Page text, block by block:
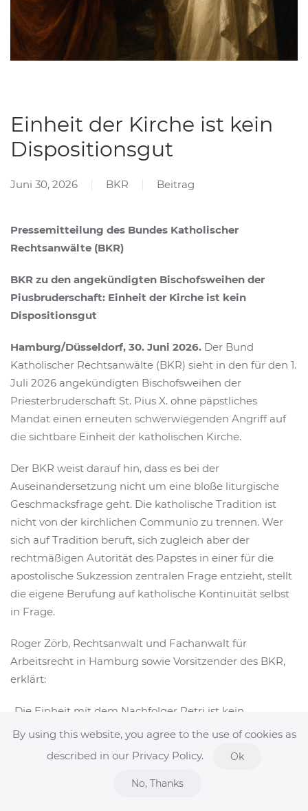
By using this website, you agree to the use of cookies as
described in our Privacy Policy.
Ok
No, Thanks
Einheit der Kirche ist kein
Dispositionsgut
Juni 30, 2026 BKR Beitrag
Pressemitteilung des Bundes Katholischer
Rechtsanwälte (BKR)
BKR zu den angekündigten Bischofsweihen der
Piusbruderschaft: Einheit der Kirche ist kein
Dispositionsgut
Hamburg/Düsseldorf, 30. Juni 2026. Der Bund
Katholischer Rechtsanwälte (BKR) sieht in den für den 1.
Juli 2026 angekündigten Bischofsweihen der
Priesterbruderschaft St. Pius X. ohne päpstliches
Mandat einen erneuten schwerwiegenden Angriff auf
die sichtbare Einheit der katholischen Kirche.
Der BKR weist darauf hin, dass es bei der
Auseinandersetzung nicht um eine bloße liturgische
Geschmacksfrage geht. Die katholische Tradition ist
nicht von der kirchlichen Communio zu trennen. Wer
sich auf Tradition beruft, sich zugleich aber der
rechtmäßigen Autorität des Papstes in einer für die
apostolische Sukzession zentralen Frage entzieht, stellt
die eigene Berufung auf katholische Kontinuität selbst
in Frage.
Roger Zörb, Rechtsanwalt und Fachanwalt für
Arbeitsrecht in Hamburg sowie Vorsitzender des BKR,
erklärt:
„Die Einheit mit dem Nachfolger Petri ist kein
äußerliches Ordnungselement, das man bei Bedarf
katholischen Kirche. Eine Bischofsweihe gegen den
erklärten Willen des Papstes ist daher kein Zeichen